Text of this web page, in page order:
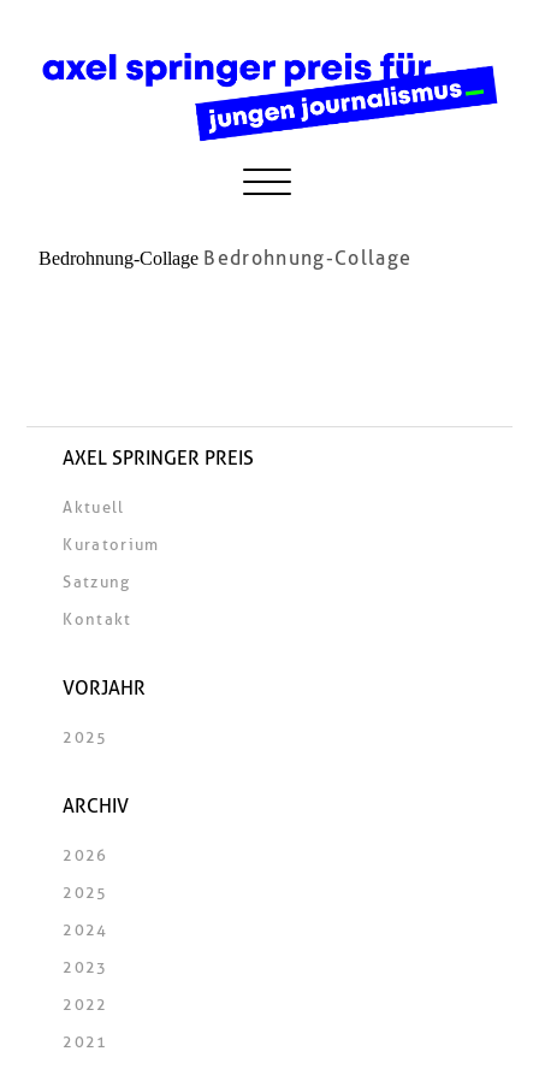
Bedrohnung-Collage Bedrohnung-Collage
AXEL SPRINGER PREIS
Aktuell
Kuratorium
Satzung
Kontakt
VORJAHR
2025
ARCHIV
2026
2025
2024
2023
2022
2021